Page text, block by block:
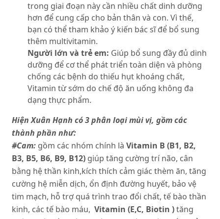
trong giai đoạn này cần nhiều chất dinh dưỡng
hơn để cung cấp cho bản thân và con. Vì thế,
bạn có thể tham khảo ý kiến bác sĩ để bổ sung
thêm multivitamin.
Người lớn và trẻ em: Giúp bổ sung đầy đủ dinh
dưỡng để cơ thể phát triển toàn diện và phòng
chống các bệnh do thiếu hụt khoáng chất,
Vitamin từ sớm do chế độ ăn uống không đa
dạng thực phẩm.
Hiện Xuân Hạnh có 3 phân loại mùi vị, gồm các
thành phần như:
#Cam: gồm các nhóm chính là Vitamin B (B1, B2,
B3, B5, B6, B9, B12) giúp tăng cường trí não, cân
bằng hệ thần kinh,kích thích cảm giác thèm ăn, tăng
cường hệ miễn dịch, ổn định đường huyết, bảo vệ
tim mạch, hỗ trợ quá trình trao đổi chất, tế bào thần
kinh, các tế bào máu, Vitamin (E,C, Biotin )tăng